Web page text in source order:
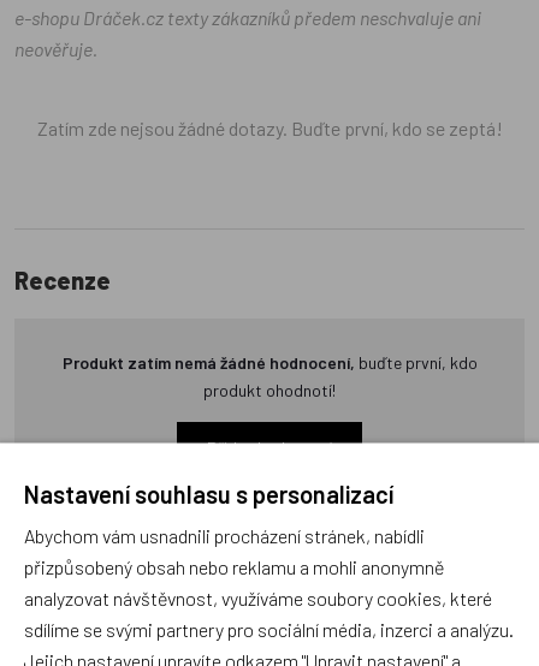
e-shopu Dráček.cz texty zákazníků předem neschvaluje ani
neověřuje.
Zatím zde nejsou žádné dotazy. Buďte první, kdo se zeptá!
Recenze
Produkt zatím nemá žádné hodnocení, buďte první, kdo
produkt ohodnotí!
Přidat hodnocení
Zboží se stejným motivem
Nastavení souhlasu s personalizací
Abychom vám usnadnili procházení stránek, nabídli
přizpůsobený obsah nebo reklamu a mohli anonymně
analyzovat návštěvnost, využíváme soubory cookies, které
sdílíme se svými partnery pro sociální média, inzerci a analýzu.
Jejich nastavení upravíte odkazem "Upravit nastavení" a